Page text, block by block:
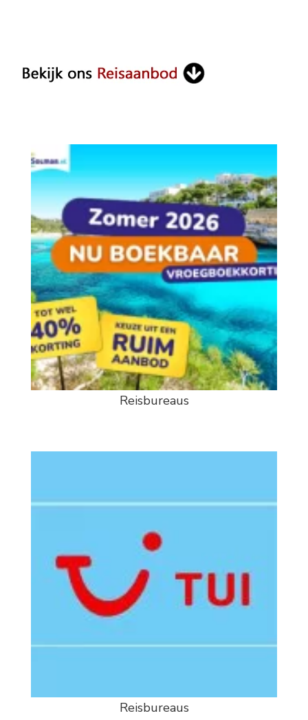
Reisbureaus
Reisbureaus